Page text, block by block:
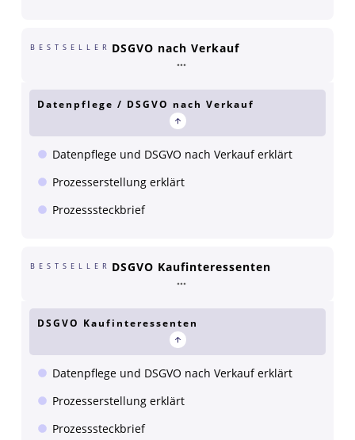
BESTSELLER DSGVO nach Verkauf
Datenpflege / DSGVO nach Verkauf
Datenpflege und DSGVO nach Verkauf erklärt
Prozesserstellung erklärt
Prozesssteckbrief
BESTSELLER DSGVO Kaufinteressenten
DSGVO Kaufinteressenten
Datenpflege und DSGVO nach Verkauf erklärt
Prozesserstellung erklärt
Prozesssteckbrief